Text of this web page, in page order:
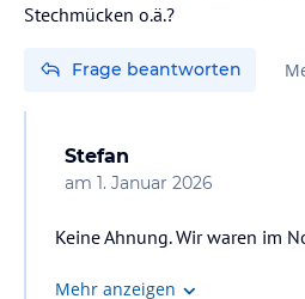
Stechmücken o.ä.?
Frage beantworten
Stefan
am 1. Januar 2026
Keine Ahnung. Wir waren im
Mehr anzeigen